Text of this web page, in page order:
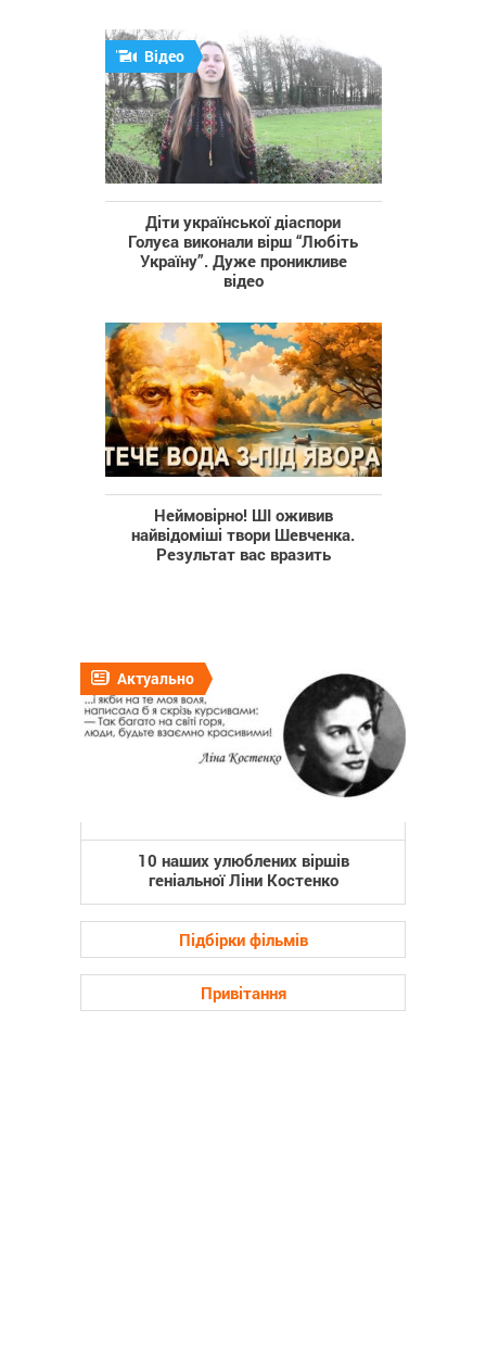
Відео
Діти української діаспори
Голуєа виконали вірш “Любіть
Україну”. Дуже проникливе
відео
Неймовірно! ШІ оживив
найвідоміші твори Шевченка.
Результат вас вразить
Актуально
10 наших улюблених віршів
геніальної Ліни Костенко
Підбірки фільмів
Привітання